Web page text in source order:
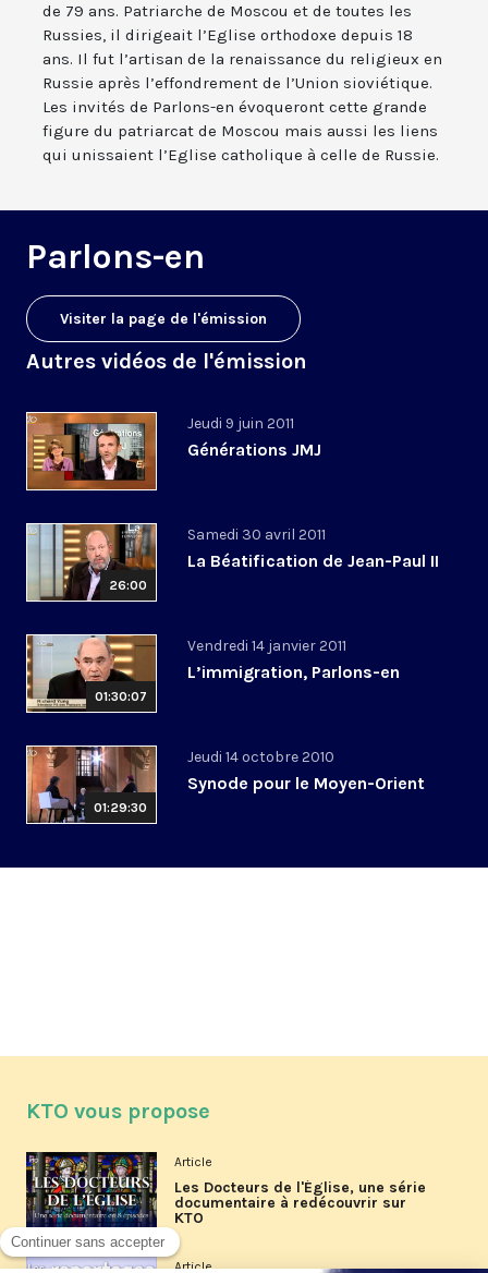
de 79 ans. Patriarche de Moscou et de toutes les
Russies, il dirigeait l’Eglise orthodoxe depuis 18
ans. Il fut l’artisan de la renaissance du religieux en
Russie après l’effondrement de l’Union sioviétique.
Les invités de Parlons-en évoqueront cette grande
figure du patriarcat de Moscou mais aussi les liens
qui unissaient l’Eglise catholique à celle de Russie.
Parlons-en
Visiter la page de l'émission
Autres vidéos de l'émission
Jeudi 9 juin 2011
Générations JMJ
26:00
Samedi 30 avril 2011
La Béatification de Jean-Paul II
01:30:07
Vendredi 14 janvier 2011
L’immigration, Parlons-en
01:29:30
Jeudi 14 octobre 2010
Synode pour le Moyen-Orient
KTO vous propose
Article
Les Docteurs de l'Église, une série
documentaire à redécouvrir sur
KTO
Article